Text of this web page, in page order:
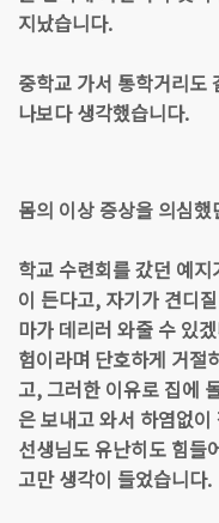
지났습니다.
중학교 가서 통학거리도
나보다 생각했습니다.
몸의 이상 증상을 의심
학교 수련회를 갔던 예
이 든다고, 자기가 견디
마가 데리러 와줄 수 있
험이라며 단호하게 거절
고, 그러한 이유로 집에
은 보내고 와서 하염없
선생님도 유난히도 힘들
고만 생각이 들었습니다.